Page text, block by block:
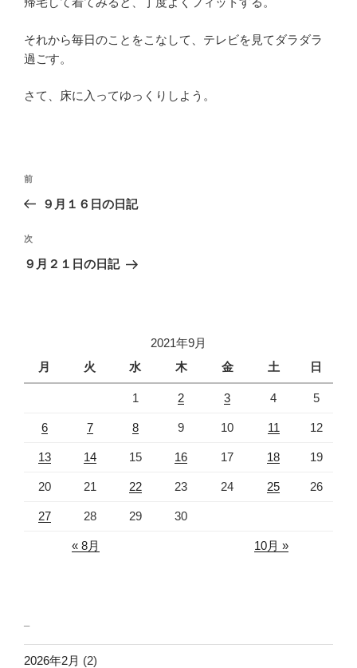
それから毎日のことをこなして、テレビを見てダラダラ
過ごす。
さて、床に入ってゆっくりしよう。
投
ビ
ゲ
過
去
投
稿
前
９月１６日の日記
次
の
次
９月２１日の日記
2021年9月
月
火 水 木 金 土 日
1 2 3 4 5
6 7 8 9 10 11 12
13 14 15 16 17 18 19
20 21 22 23 24 25 26
27 28 29 30
« 8月 10月 »
2026年2月 (2)